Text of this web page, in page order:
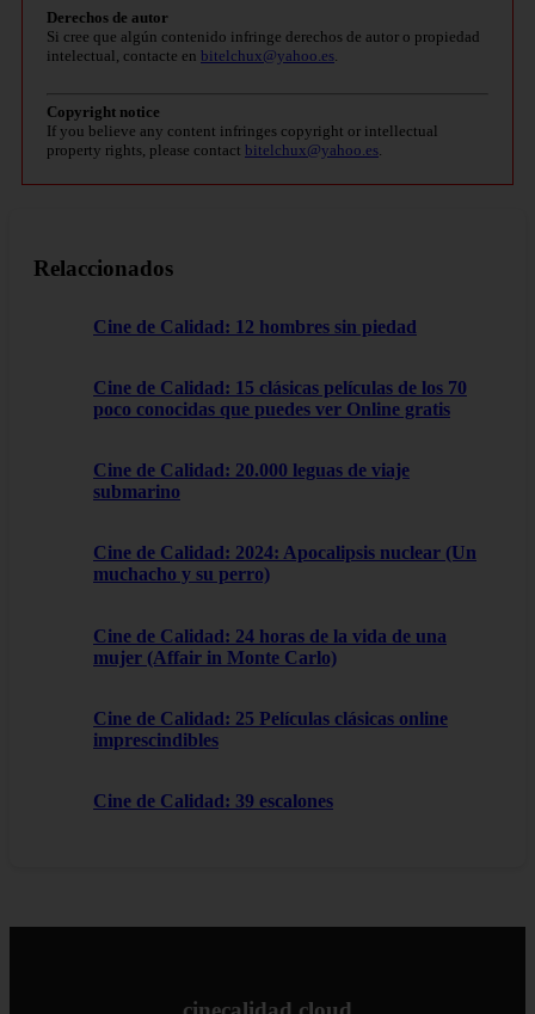
Derechos de autor
Si cree que algún contenido infringe derechos de autor o propiedad
intelectual, contacte en bitelchux@yahoo.es.
Copyright notice
If you believe any content infringes copyright or intellectual
property rights, please contact bitelchux@yahoo.es.
Relaccionados
Cine de Calidad: 12 hombres sin piedad
Cine de Calidad: 15 clásicas películas de los 70
poco conocidas que puedes ver Online gratis
Cine de Calidad: 20.000 leguas de viaje
submarino
Cine de Calidad: 2024: Apocalipsis nuclear (Un
muchacho y su perro)
Cine de Calidad: 24 horas de la vida de una
mujer (Affair in Monte Carlo)
Cine de Calidad: 25 Películas clásicas online
imprescindibles
Cine de Calidad: 39 escalones